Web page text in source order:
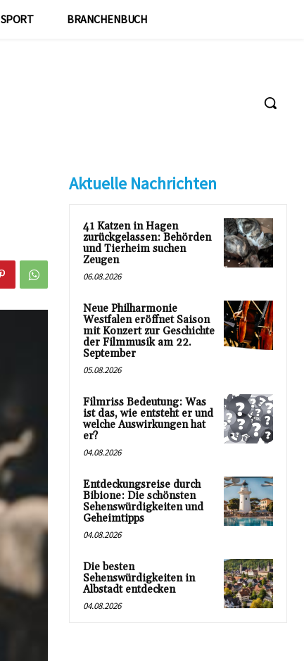
SPORT BRANCHENBUCH
Aktuelle Nachrichten
41 Katzen in Hagen
zurückgelassen: Behörden
und Tierheim suchen
Zeugen
06.08.2026
Neue Philharmonie
Westfalen eröffnet Saison
mit Konzert zur Geschichte
der Filmmusik am 22.
September
05.08.2026
Filmriss Bedeutung: Was
ist das, wie entsteht er und
welche Auswirkungen hat
er?
04.08.2026
Entdeckungsreise durch
Bibione: Die schönsten
Sehenswürdigkeiten und
Geheimtipps
04.08.2026
Die besten
Sehenswürdigkeiten in
Albstadt entdecken
04.08.2026